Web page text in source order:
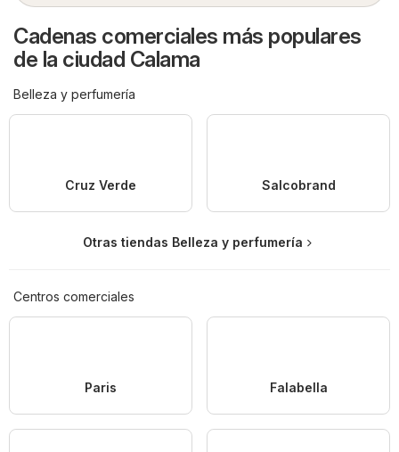
Cadenas comerciales más populares
de la ciudad Calama
Belleza y perfumería
Cruz Verde Salcobrand
Otras tiendas Belleza y perfumería
Centros comerciales
Paris Falabella